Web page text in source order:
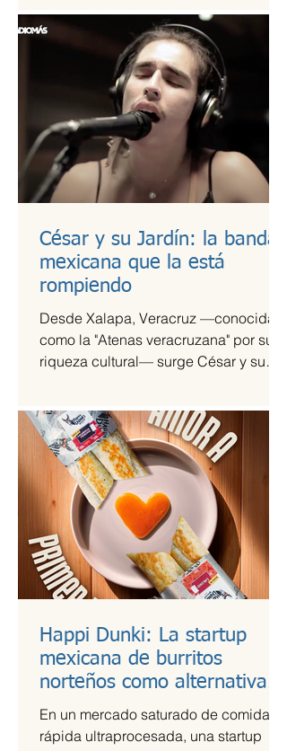
de vanguardia.
César y su Jardín: la banda
mexicana que la está
rompiendo
Desde Xalapa, Veracruz —conocida
como la "Atenas veracruzana" por su
riqueza cultural— surge César y su
en la escena de la música de fusión.
Happi Dunki: La startup
mexicana de burritos
norteños como alternativa
nutritiva
En un mercado saturado de comida
rápida ultraprocesada, una startup